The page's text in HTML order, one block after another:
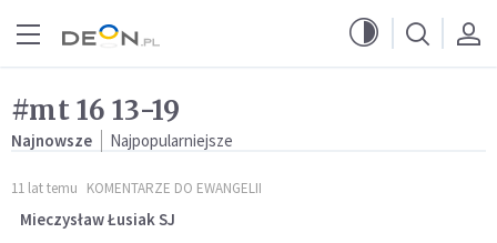
#mt 16 13-19
Najnowsze Najpopularniejsze
11 lat temu KOMENTARZE DO EWANGELII
Mieczysław Łusiak SJ